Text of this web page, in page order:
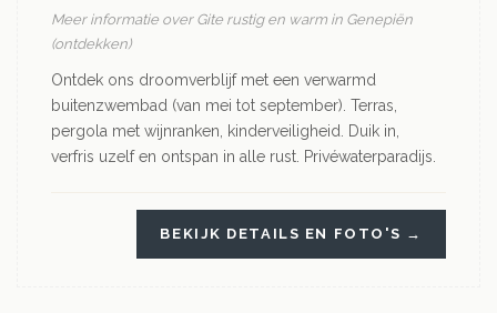
Meer informatie over Gite rustig en warm in Genepiën
(ontdekken)
Ontdek ons droomverblijf met een verwarmd
buitenzwembad (van mei tot september). Terras,
pergola met wijnranken, kinderveiligheid. Duik in,
verfris uzelf en ontspan in alle rust. Privéwaterparadijs.
BEKIJK DETAILS EN FOTO'S →